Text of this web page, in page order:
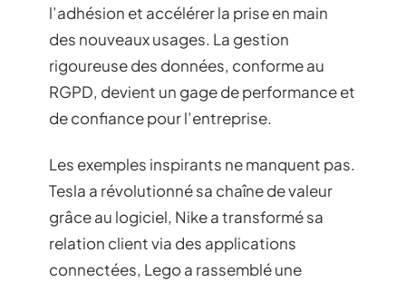
l’adhésion et accélérer la prise en main
des nouveaux usages. La gestion
rigoureuse des données, conforme au
RGPD, devient un gage de performance et
de confiance pour l’entreprise.
Les exemples inspirants ne manquent pas.
Tesla a révolutionné sa chaîne de valeur
grâce au logiciel, Nike a transformé sa
relation client via des applications
connectées, Lego a rassemblé une